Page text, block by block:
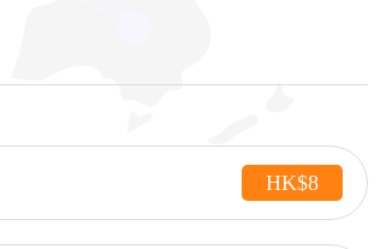
HK$8